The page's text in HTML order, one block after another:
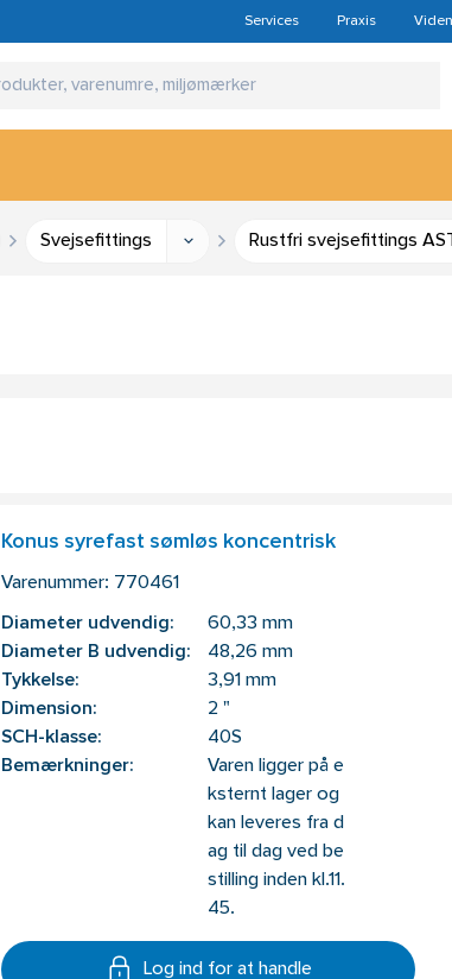
Services Praxis Viden
Svejsefittings Rustfri svejsefittings
Konus syrefast sømløs koncentrisk
Varenummer: 770461
Diameter udvendig:
60,33 mm
Diameter B udvendig:
48,26 mm
Tykkelse:
3,91 mm
Dimension:
2 "
SCH-klasse:
40S
Bemærkninger:
Varen ligger på e
ksternt lager og
kan leveres fra d
ag til dag ved be
stilling inden kl.11.
45.
Log ind for at handle